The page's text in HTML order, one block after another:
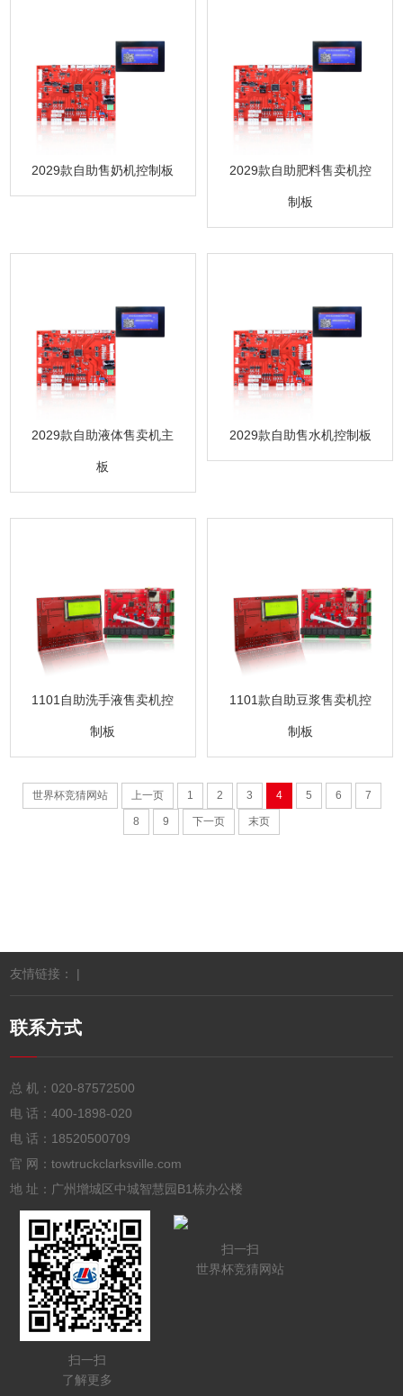
2029款自助售奶机控制板 2029款自助肥料售卖机控
制板
2029款自助液体售卖机主
板
2029款自助售水机控制板
1101自助洗手液售卖机控
制板
1101款自助豆浆售卖机控
制板
世界杯竞猜网站 上一页 1 2 3 4 5 6 7
8 9 下一页 末页
友情链接： |
联系方式
总 机：020-87572500
电 话：400-1898-020
电 话： 18520500709
官 网：towtruckclarksville.com
地 址：广州增城区中城智慧园B1栋办公楼
扫一扫
了解更多
扫一扫
世界杯竞猜网站